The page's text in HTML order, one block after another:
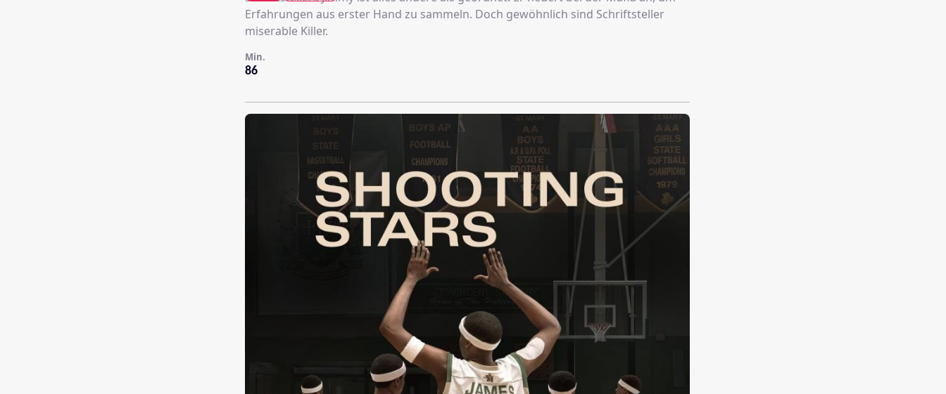
Erfahrungen aus erster Hand zu sammeln. Doch gewöhnlich sind Schriftsteller
miserable Killer.
86
Min.